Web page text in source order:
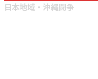
日本地域・沖縄闘争